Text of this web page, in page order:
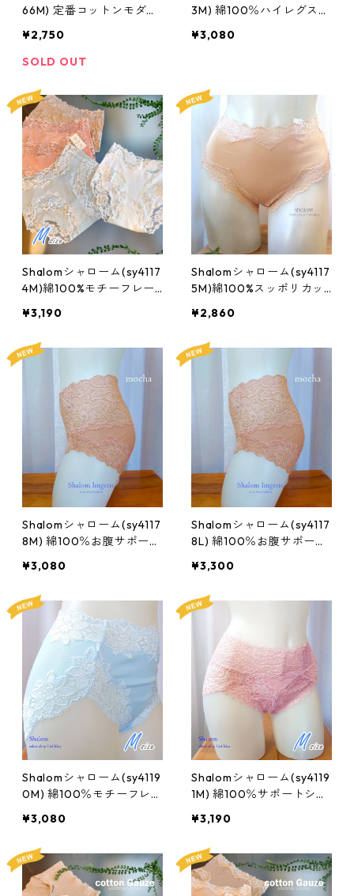
66M) 定番コットンモダー
Mサイズ
¥2,750
SOLD OUT
3M) 綿100％ハイレグスタ
ズ
¥3,080
Shalomシャローム(sy4117
4M)綿100%モチーフレー
¥3,190
Shalomシャローム(sy4117
5M)綿100%スッポリカッ
Mサイズ
¥2,860
Shalomシャローム(sy4117
8M) 綿100％お腹サポート
¥3,080
Shalomシャローム(sy4117
8L) 綿100％お腹サポート
¥3,300
Shalomシャローム(sy4119
0M) 綿100％モチーフレー
¥3,080
Shalomシャローム(sy4119
1M) 綿100％サポートショ
¥3,190